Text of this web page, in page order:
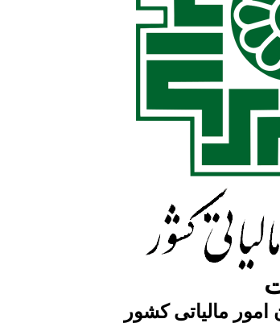
مالیاتی کشور